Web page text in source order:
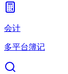
会计
多平台簿记